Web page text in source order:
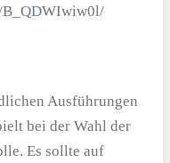
B_QDWIwiw0l/
Ausführungen
bei der Wahl der
Es sollte auf